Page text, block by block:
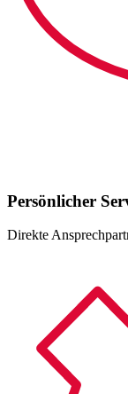
Persönlicher
Direkte